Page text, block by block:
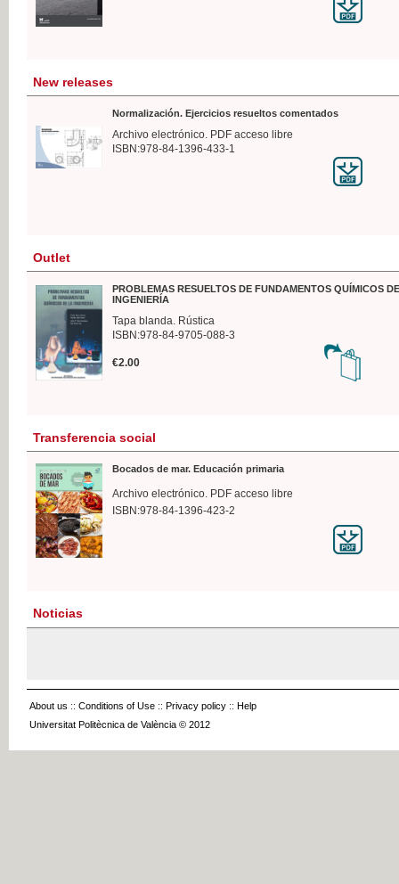
New releases
Normalización. Ejercicios resueltos comentados
Archivo electrónico. PDF acceso libre
ISBN:978-84-1396-433-1
Outlet
PROBLEMAS RESUELTOS DE FUNDAMENTOS QUÍMICOS
INGENIERÍA
Tapa blanda. Rústica
ISBN:978-84-9705-088-3
€2.00
Transferencia social
Bocados de mar. Educación primaria
Archivo electrónico. PDF acceso libre
ISBN:978-84-1396-423-2
Noticias
About us :: Conditions of Use :: Privacy policy :: Help
Universitat Politècnica de València © 2012